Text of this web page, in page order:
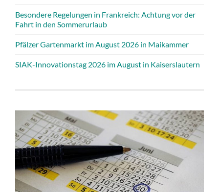
Besondere Regelungen in Frankreich: Achtung vor der
Fahrt in den Sommerurlaub
Pfälzer Gartenmarkt im August 2026 in Maikammer
SIAK-Innovationstag 2026 im August in Kaiserslautern